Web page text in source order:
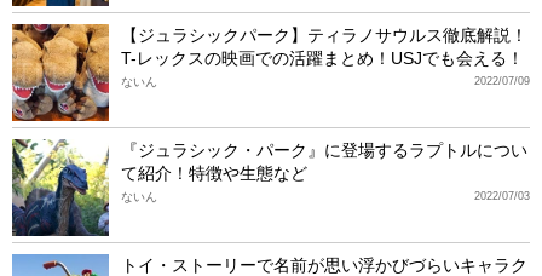
【ジュラシックパーク】ティラノサウルス徹底解説！
T-レックスの映画での活躍まとめ！USJでも会える！
2022/07/09
ないん
『ジュラシック・パーク』に登場するラプトルについ
て紹介！特徴や生態など
2022/07/03
ないん
トイ・ストーリーで名前が思い浮かびづらいキャラク